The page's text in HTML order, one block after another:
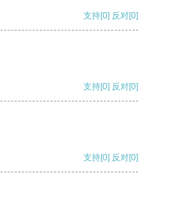
支持[0] 反对[0]
支持[0] 反对[0]
支持[0] 反对[0]